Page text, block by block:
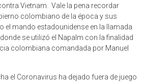
colombiano de la época y sus
mando estadounidense en la llamada
se utilizó el Napalm con la finalidad
colombiana comandada por Manuel
de los Estados Unidos sobre el mar,